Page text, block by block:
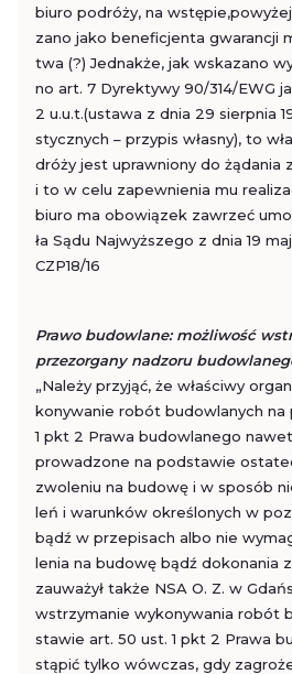
biuro po­dró­ży, na
za­no jako be­ne­fi­cjen­ta gwa­ran­cji
twa (?) Jed­nak­że, jak wska­za­no
no art. 7 Dy­rek­ty­wy 90/314/EWG
2 u.u.t.(usta­wa z dnia 29 sierp­nia
stycz­nych – przy­pis wła­sny), to
dró­ży jest upraw­nio­ny do
i to w celu za­pew­nie­nia mu
biuro ma obo­wią­zek za­wrzeć
ła Sądu Naj­wyż­sze­go z dnia 19
CZP18/16
Prawo bu­dow­la­ne: moż­li­wość
przezor­ga­ny nad­zo­ru
„Na­le­ży przy­jąć, że wła­ści­wy
ko­ny­wa­nie robót bu­dow­la­nych na
1 pkt 2 Prawa bu­dow­la­ne­go
pro­wa­dzo­ne na pod­sta­wie
zwo­le­niu na bu­do­wę i w spo­sób
leń i wa­run­ków okre­ślo­nych w
bądź w prze­pi­sach albo nie
le­nia na bu­do­wę bądź do­ko­na­nia
za­uwa­żył także NSA O. Z. w
wstrzy­ma­nie wy­ko­ny­wa­nia robót
sta­wie art. 50 ust. 1 pkt 2 Prawa
stą­pić tylko wów­czas, gdy